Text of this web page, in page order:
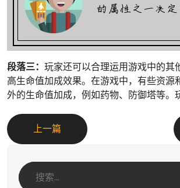
段落三： 玩家还可以合理运用游戏中的其
高生命值加成效果。在游戏中，有些资源
外的生命值加成，例如药物、防御塔等。
上一篇